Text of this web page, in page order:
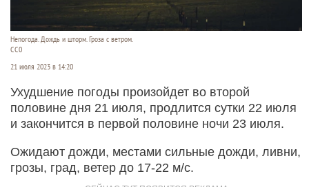
Непогода. Дождь и шторм. Гроза с ветром.
СС0
21 июля 2023 в 14:20
Ухудшение погоды произойдет во второй
половине дня 21 июля, продлится сутки 22 июля
и закончится в первой половине ночи 23 июля.
Ожидают дожди, местами сильные дожди, ливни,
грозы, град, ветер до 17-22 м/с.